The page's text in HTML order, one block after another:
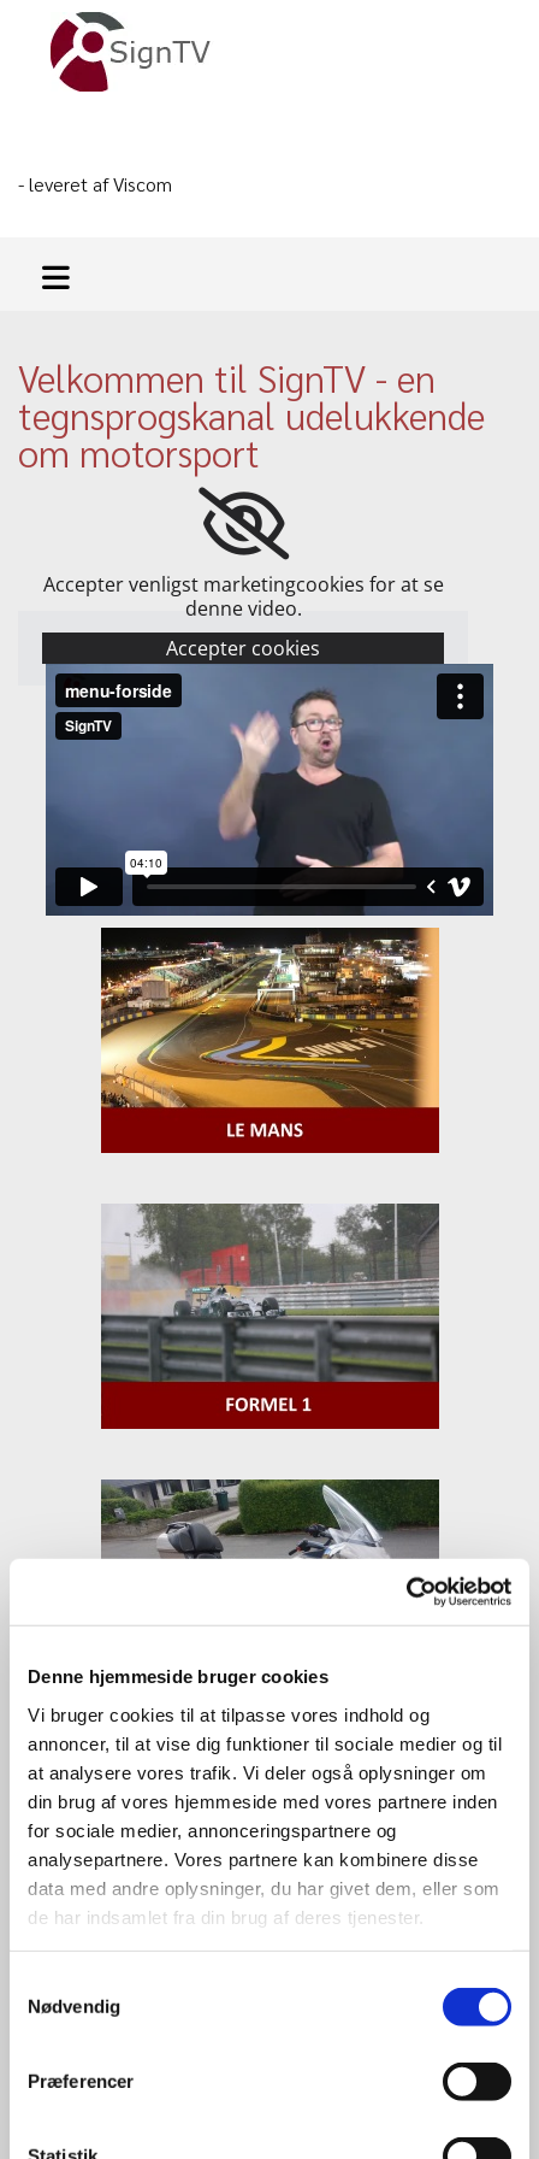
Denne hjemmeside bruger cookies
Vi bruger cookies til at tilpasse vores indhold og
annoncer, til at vise dig funktioner til sociale medier og til
at analysere vores trafik. Vi deler også oplysninger om
din brug af vores hjemmeside med vores partnere inden
for sociale medier, annonceringspartnere og
analysepartnere. Vores partnere kan kombinere disse
data med andre oplysninger, du har givet dem, eller som
de har indsamlet fra din brug af deres tjenester.
Nødvendig
Præferencer
- leveret af Viscom
Velkommen til SignTV - en
tegnsprogskanal udelukkende
om motorsport
Accepter venligst marketingcookies for at se
denne video.
Accepter cookies
Opdatering
Opdateret: 16. marts 2026